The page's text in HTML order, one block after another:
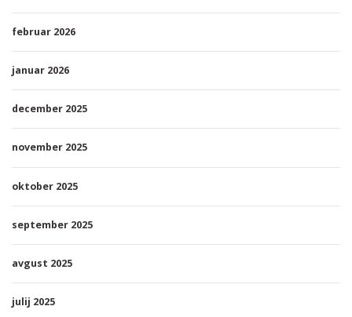
februar 2026
januar 2026
december 2025
november 2025
oktober 2025
september 2025
avgust 2025
julij 2025